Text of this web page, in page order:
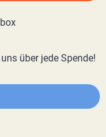
über jede Spende!